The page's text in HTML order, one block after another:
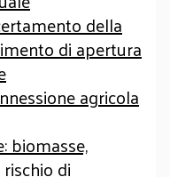
della
di apertura
agricola
biomasse,
di